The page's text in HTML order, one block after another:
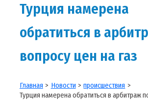
Турция намерена
обратиться в
вопросу цен на газ
Главная Новости
происшествия
Турция намерена обратиться в арбитраж